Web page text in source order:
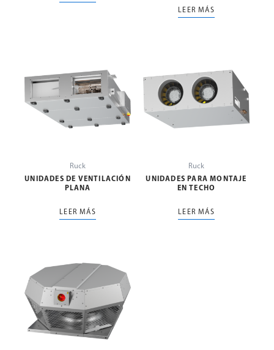
LEER MÁS
Ruck
UNIDADES DE VENTILACIÓN
PLANA
LEER MÁS
Ruck
UNIDADES PARA MONTAJE
EN TECHO
LEER MÁS